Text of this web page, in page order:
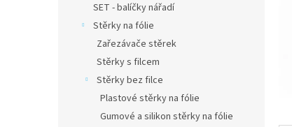
SET - balíčky nářadí
Stěrky na fólie
Zařezávače stěrek
Stěrky s filcem
Stěrky bez filce
Plastové stěrky na fólie
Gumové a silikon stěrky na fólie